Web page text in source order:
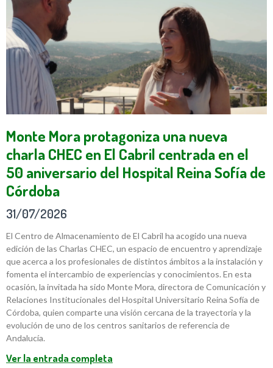
Monte Mora protagoniza una nueva
charla CHEC en El Cabril centrada en el
50 aniversario del Hospital Reina Sofía de
Córdoba
31/07/2026
El Centro de Almacenamiento de El Cabril ha acogido una nueva
edición de las Charlas CHEC, un espacio de encuentro y aprendizaje
que acerca a los profesionales de distintos ámbitos a la instalación y
fomenta el intercambio de experiencias y conocimientos. En esta
ocasión, la invitada ha sido Monte Mora, directora de Comunicación y
Relaciones Institucionales del Hospital Universitario Reina Sofía de
Córdoba, quien comparte una visión cercana de la trayectoria y la
evolución de uno de los centros sanitarios de referencia de
Andalucía.
Ver la entrada completa